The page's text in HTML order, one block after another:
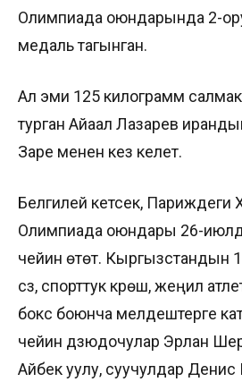
Олимпиада оюндарында 2-
медаль тагынган.
Ал эми 125 килограмм
турган Айаал Лазарев
Заре менен кез келет.
Белгилей кетсек, Париждеги
Олимпиада оюндары 26-
чейин өтөт. Кыргызстандын
сүзүү, спорттук күрөш, жеңил
бокс боюнча мелдештерге
чейин дзюдочулар Эрлан
Айбек уулу, суучулдар